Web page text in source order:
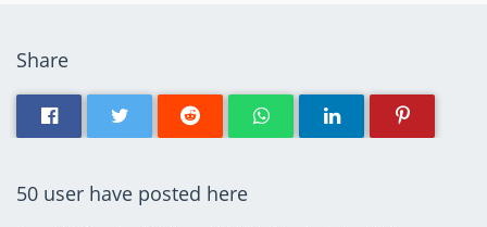
Share
50 user have posted here